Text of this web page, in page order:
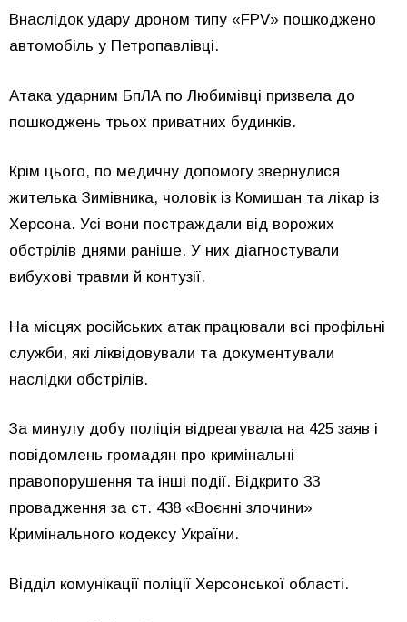
Внаслідок удару дроном типу «FPV» пошкоджено
автомобіль у Петропавлівці.
Атака ударним БпЛА по Любимівці призвела до
пошкоджень трьох приватних будинків.
Крім цього, по медичну допомогу звернулися
жителька Зимівника, чоловік із Комишан та лікар із
Херсона. Усі вони постраждали від ворожих
обстрілів днями раніше. У них діагностували
вибухові травми й контузії.
На місцях російських атак працювали всі профільні
служби, які ліквідовували та документували
наслідки обстрілів.
За минулу добу поліція відреагувала на 425 заяв і
повідомлень громадян про кримінальні
правопорушення та інші події. Відкрито 33
провадження за ст. 438 «Воєнні злочини»
Кримінального кодексу України.
Відділ комунікації поліції Херсонської області.